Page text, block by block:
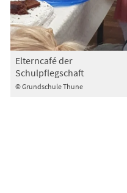
© Grundschule Thune
Elterncafé der
Schulpflegschaft